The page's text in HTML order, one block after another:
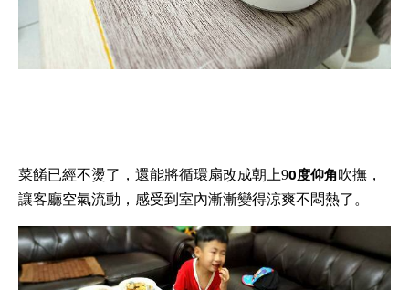
菜餚已經不燙了，還能將循環扇改成朝上90度仰角吹撫，
讓客廳空氣流動，感受到室內漸漸變得涼爽不悶熱了。